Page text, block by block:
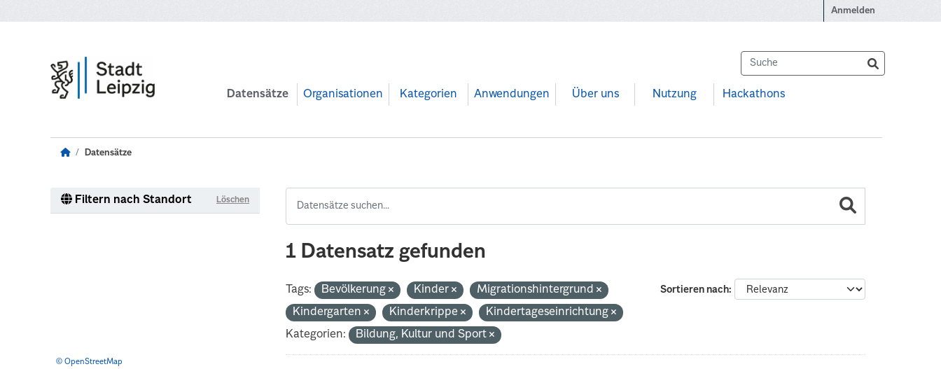
Anmelden
Datensätze Organisationen Kategorien Anwendungen Über uns Nutzung Hackathons
Datensätze
Filtern nach Standort Löschen
© OpenStreetMap
1 Datensatz gefunden
Sortieren nach
Tags: Bevölkerung Kinder
Migrationshintergrund
Kindergarten
Kinderkrippe
Kindertageseinrichtung
Kategorien:
Bildung, Kultur und Sport